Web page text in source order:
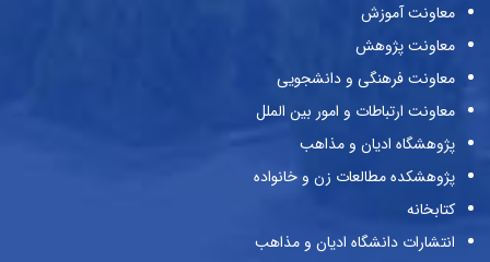
معاونت آموزش
معاونت پژوهش
معاونت فرهنگی و دانشجویی
معاونت ارتباطات و امور بین الملل
پژوهشگاه ادیان و مذاهب
پژوهشکده مطالعات زن و خانواده
کتابخانه
انتشارات دانشگاه ادیان و مذاهب